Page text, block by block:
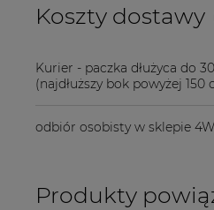
Koszty dostawy
Cena nie zawiera
Kurier - paczka dłużyca do
(najdłuższy bok powyżej 150
odbiór osobisty w sklepie
Produkty